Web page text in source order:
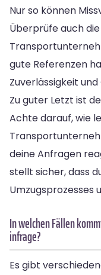
Nur so können
Überprüfe auch
gute Referenzen
Zuverlässigkeit
Zu guter Letzt ist
Achte darauf, wie
deine Anfragen
stellt sicher, dass
Umzugsprozesses
In welchen Fällen
infrage?
Es gibt